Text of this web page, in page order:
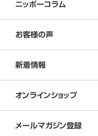
ニッポーコラム
お客様の声
新着情報
オンラインショップ
メールマガジン登録